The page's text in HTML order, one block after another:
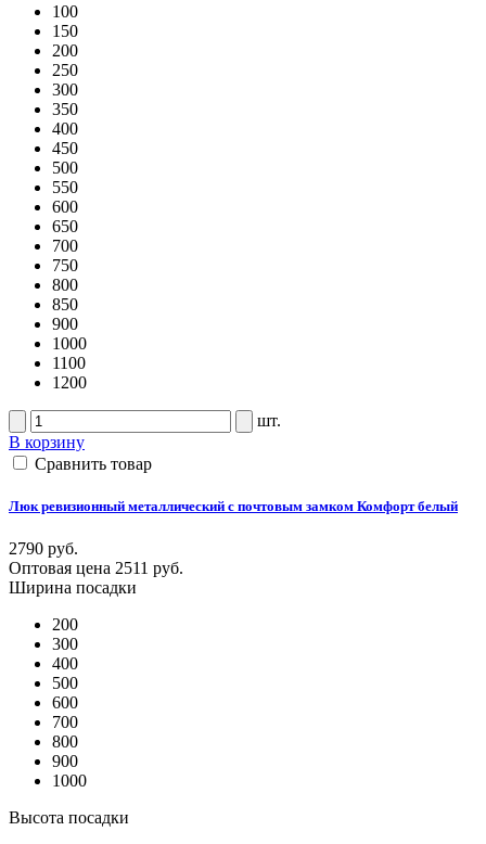
100
150
200
250
300
350
400
450
500
550
600
650
700
750
800
850
900
1000
1100
1200
шт.
В корзину
Сравнить товар
Люк ревизионный металлический с почтовым замком Комфорт белый
2790 руб.
Оптовая цена 2511 руб.
Ширина посадки
200
300
400
500
600
700
800
900
1000
Высота посадки